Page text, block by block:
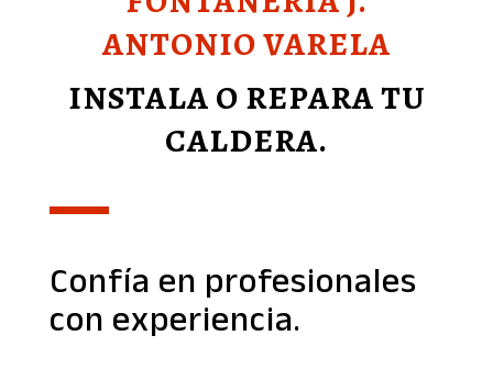
ANTONIO VARELA
INSTALA O REPARA TU
CALDERA.
Confía en profesionales
con experiencia.